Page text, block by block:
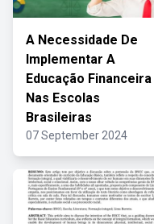
A Necessidade De
Implementar A
Educação Financeira
Nas Escolas
Brasileiras
07 September 2024